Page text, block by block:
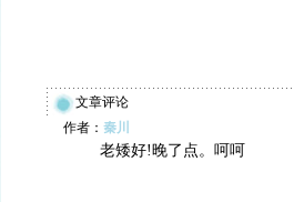
文章评论
作者： 秦川
老矮好!晚了点。呵呵